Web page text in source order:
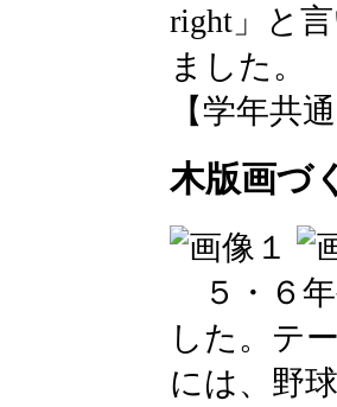
right」と
ました。
【学年共
木版画づ
５・６年
した。テ
には、野